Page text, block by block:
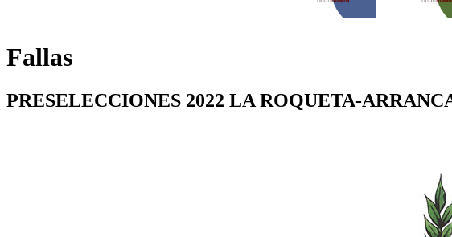
Fallas
PRESELECCIONES 2022 LA ROQUETA-